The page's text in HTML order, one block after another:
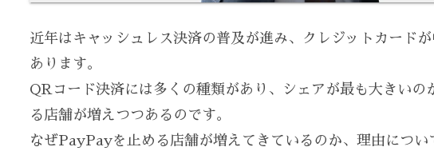
近年はキャッシュレス決済の普及が進み、クレジットカード
あります。
QRコード決済には多くの種類があり、シェアが最も大きい
る店舗が増えつつあるのです。
なぜPayPayを止める店舗が増えてきているのか、理由につい